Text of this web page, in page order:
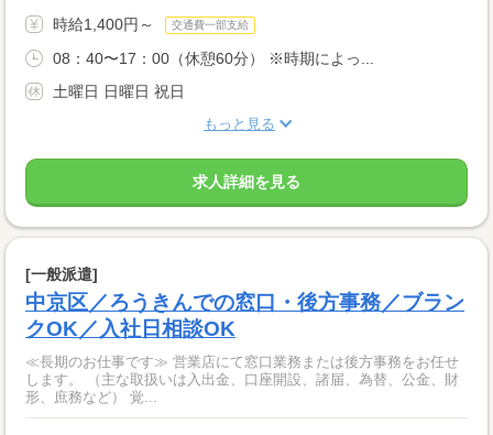
時給1,400円～ 交通費一部支給
08：40〜17：00（休憩60分） ※時期によっ...
土曜日 日曜日 祝日
もっと見る
求人詳細を見る
[一般派遣]
中京区／ろうきんでの窓口・後方事務／ブラン
クOK／入社日相談OK
≪長期のお仕事です≫ 営業店にて窓口業務または後方事務をお任せ
します。 （主な取扱いは入出金、口座開設、諸届、為替、公金、財
形、庶務など） 覚...